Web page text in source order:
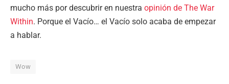
mucho más por descubrir en nuestra opinión de The War
Within. Porque el Vacío… el Vacío solo acaba de empezar
a hablar.
Wow